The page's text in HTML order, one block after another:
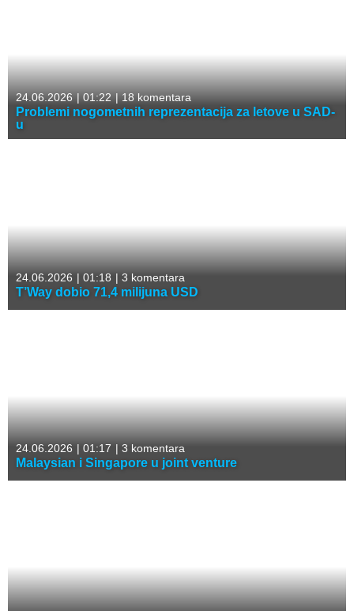
24.06.2026 |01:22 |18 komentara
Problemi nogometnih reprezentacija za letove u SAD-
u
24.06.2026 | 01:18 | 3 komentara
T’Way dobio 71,4 milijuna USD
24.06.2026 | 01:17 | 3 komentara
Malaysian i Singapore u joint venture